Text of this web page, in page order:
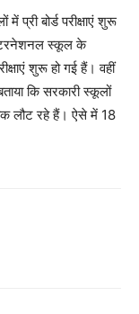
प्री बोर्ड परीक्षाएं शुरू
स्कूल के
शुरू हो गई हैं। वहीं
कि सरकारी स्कूलों
लौट रहे हैं। ऐसे में 18